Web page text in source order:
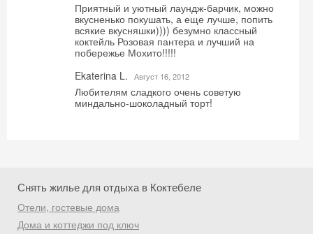
Приятный и уютный лаундж-барчик, можно
вкусненько покушать, а еще лучше, попить
всякие вкусняшки)))) безумно классный
коктейль Розовая пантера и лучший на
побережье Мохито!!!!!
Ekaterina L.
Август 16, 2012
Любителям сладкого очень советую
миндально-шоколадный торт!
Снять жилье для отдыха в Коктебеле
Отели, гостевые дома
Дома и коттеджи под ключ